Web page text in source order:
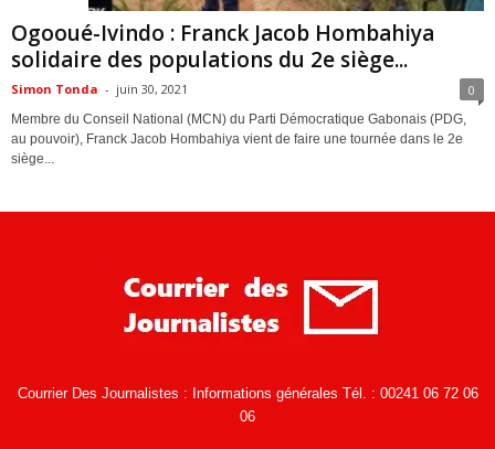
Ogooué-Ivindo : Franck Jacob Hombahiya
solidaire des populations du 2e siège...
Simon Tonda - juin 30, 2021 0
Membre du Conseil National (MCN) du Parti Démocratique Gabonais (PDG,
au pouvoir), Franck Jacob Hombahiya vient de faire une tournée dans le 2e
siège...
Courrier Des Journalistes : Informations générales Tél. : 00241 06 72 06
06